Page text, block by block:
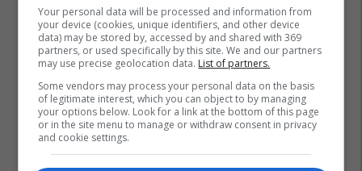
1
Your personal data will be processed and information from
your device (cookies, unique identifiers, and other device
data) may be stored by, accessed by and shared with 369
partners, or used specifically by this site. We and our partners
may use precise geolocation data. List of partners.
Some vendors may process your personal data on the basis
of legitimate interest, which you can object to by managing
your options below. Look for a link at the bottom of this page
or in the site menu to manage or withdraw consent in privacy
and cookie settings.